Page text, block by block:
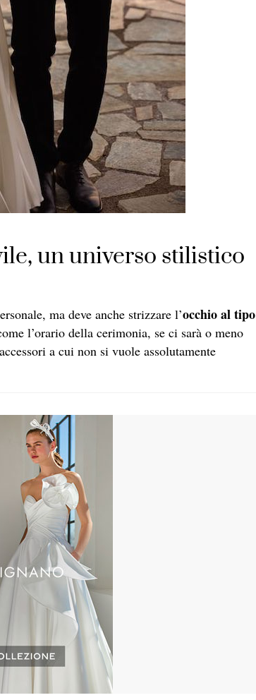
un universo stilistico
ma deve anche strizzare l’occhio al tipo
l’orario della cerimonia, se ci sarà o meno
a cui non si vuole assolutamente